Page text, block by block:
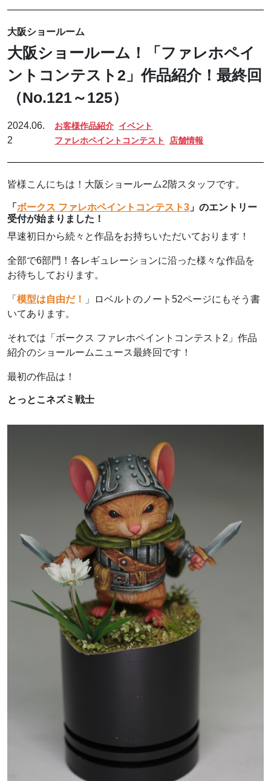
大阪ショールーム
大阪ショールーム！「ファレホペイ
ントコンテスト2」作品紹介！最終回
（No.121～125）
2024.06.
2
お客様作品紹介 イベント
ファレホペイントコンテスト
店舗情報
皆様こんにちは！大阪ショールーム2階スタッフです。
「 ボークス ファレホペイントコンテスト3 」のエントリー
受付が始まりました！
早速初日から続々と作品をお持ちいただいております！
全部で6部門！各レギュレーションに沿った様々な作品を
お待ちしております。
「 模型は自由だ！
」ロベルトのノート52ページにもそう書
いてあります。
それでは「ボークス ファレホペイントコンテスト2」作品
紹介のショールームニュース最終回です！
最初の作品は！
とっとこネズミ戦士